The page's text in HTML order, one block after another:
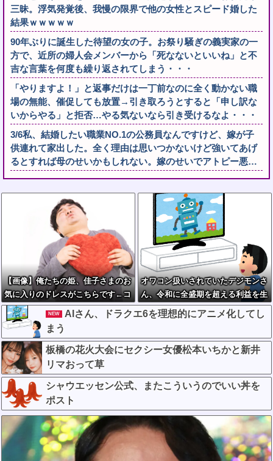
三昧。浮気発覚後、我慢の限界で他の女性とスピード婚した
結果ｗｗｗｗｗ
90年ぶりに誕生した待望の女の子。お祭り騒ぎの義実家の一
方で、近所の婦人会メンバーから「死なないといいね」と不
吉な言葉を何度も繰り返されてしまう・・・
「やりますよ！」と返事だけは一丁前なのに全く動かない職
場の無能、催促しても放置→引き取ろうとすると「申し訳な
いからやる」と拒否…やる気ないなら引き受けるなよ・・・
3/6私、結婚したい職業NO.1の公務員なんですけど、嫁が子
供連れて家出した。全く理由は思いつかないけど強いてあげ
るとすれば母のせいかもしれない。嫁のせいでアトピー悪…
【画像】俺たちの姫、佳子さまのお
気に入りのドレスがこちらです←コ
レは可愛過ぎるw w w w w w w w
オワコン扱いされていたデジモンさ
ん、令和に全盛期を超える利益を生
み出していた
NEW
AIさん、ドラクエ6を理想的にアニメ化してし
まう
板橋の花火大会にセクシー女優松本いちかと新井
リマおって草
シャウエッセン公式、またこういうのでいい丼を
ポスト